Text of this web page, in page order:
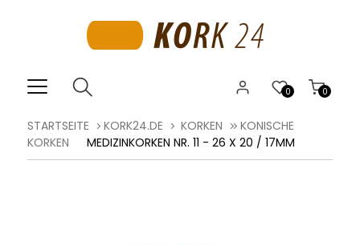
0
0
STARTSEITE KORK24.DE KORKEN
KONISCHE
KORKEN
MEDIZINKORKEN NR. 11 - 26 X 20 / 17MM